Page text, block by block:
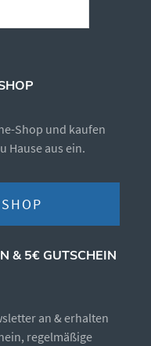
Shop und kaufen
Hause aus ein.
& 5€ GUTSCHEIN
an & erhalten
regelmäßige